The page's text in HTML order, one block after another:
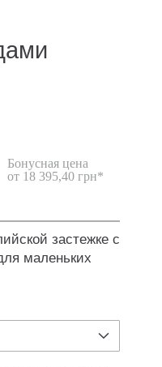
Бонусная цена
от 18 395,40 грн*
застежке с
маленьких